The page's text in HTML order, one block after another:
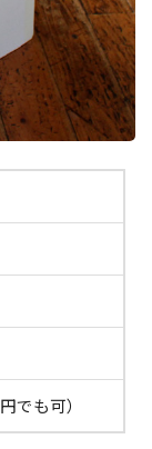
でも可）